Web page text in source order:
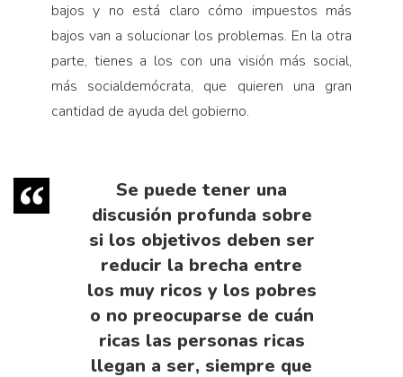
bajos y no está claro cómo impuestos más
bajos van a solucionar los problemas. En la otra
parte, tienes a los con una visión más social,
más socialdemócrata, que quieren una gran
cantidad de ayuda del gobierno.
Se puede tener una
discusión profunda sobre
si los objetivos deben ser
reducir la brecha entre
los muy ricos y los pobres
o no preocuparse de cuán
ricas las personas ricas
llegan a ser, siempre que